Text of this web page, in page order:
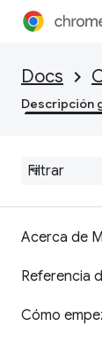
Docs
Descripción
Acerca de
Referencia
Cómo